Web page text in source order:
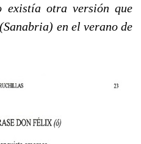
exis­tía otra versión que
en el verano de